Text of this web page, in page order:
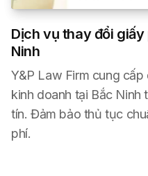
Dịch vụ thay đổi
Ninh
Y&P Law Firm cung
kinh doanh tại Bắc Ninh
tín. Đảm bảo thủ tục
phí.